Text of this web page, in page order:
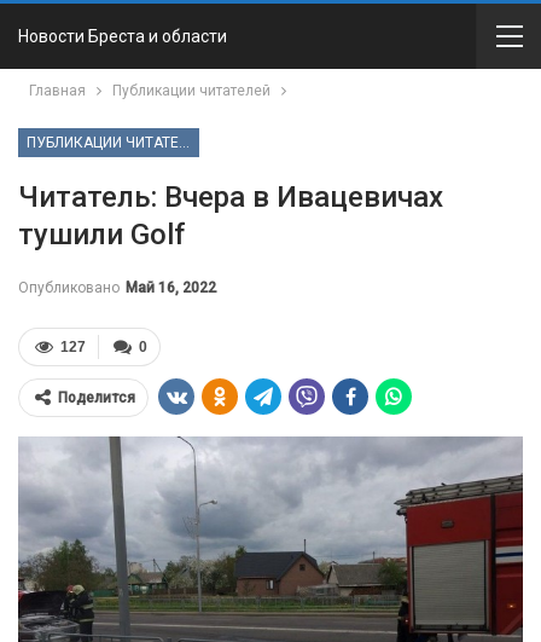
Новости Бреста и области
Главная Публикации читателей
ПУБЛИКАЦИИ ЧИТАТЕЛЕЙ
Читатель: Вчера в Ивацевичах
тушили Golf
Опубликовано Май 16, 2022
0
127
Поделится